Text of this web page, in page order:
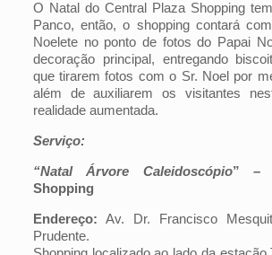
O Natal do Central Plaza Shopping
Panco, então, o shopping contará
Noelete no ponto de fotos do Papai
decoração principal, entregando
que tirarem fotos com o Sr. Noel por
além de auxiliarem os visitantes
realidade aumentada.
Serviço:
“Natal Árvore Caleidoscópio” –
Shopping
Endereço: Av. Dr. Francisco
Prudente.